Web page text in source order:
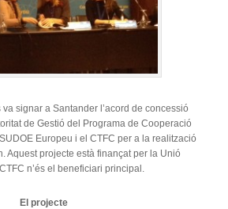
signar a Santander l’acord de concessió
de Gestió del Programa de Cooperació
Europeu i el CTFC per a la realització
Aquest projecte està finançat per la Unió
n’és el beneficiari principal.
El projecte